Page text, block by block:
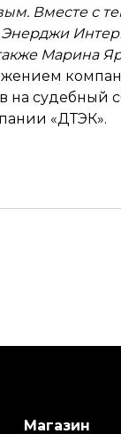
Вместе с
Марина
на судебный
«ДТЭК».
Магазин